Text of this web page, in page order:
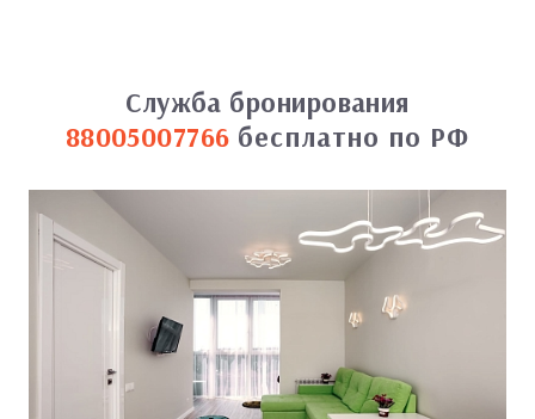
Служба бронирования
88005007766 бесплатно по РФ